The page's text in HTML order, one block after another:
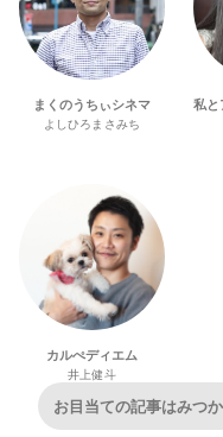
まくのうちぃシネマ
よしひろまさみち
私と
カルぺディエム
井上健斗